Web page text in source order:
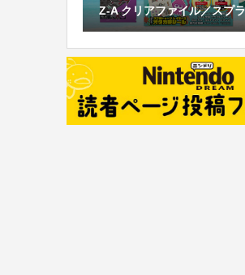
Z-A クリアファイル／スプ